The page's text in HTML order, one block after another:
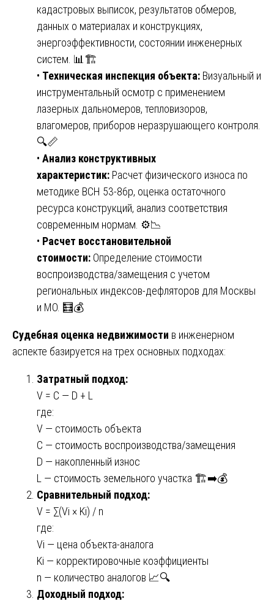
кадастровых выписок, результатов обмеров,
данных о материалах и конструкциях,
энергоэффективности, состоянии инженерных
систем. 📊🏗️
• Техническая инспекция объекта: Визуальный и
инструментальный осмотр с применением
лазерных дальномеров, тепловизоров,
влагомеров, приборов неразрушающего контроля.
🔍📏
• Анализ конструктивных
характеристик: Расчет физического износа по
методике ВСН 53-86р, оценка остаточного
ресурса конструкций, анализ соответствия
современным нормам. ⚙️📉
• Расчет восстановительной
стоимости: Определение стоимости
воспроизводства/замещения с учетом
региональных индексов-дефляторов для Москвы
и МО. 🧮💰
Судебная оценка недвижимости в инженерном
аспекте базируется на трех основных подходах:
Затратный подход:
V = C — D + L
где:
V — стоимость объекта
C — стоимость воспроизводства/замещения
D — накопленный износ
L — стоимость земельного участка 🏗️➡️💰
Сравнительный подход:
V = ∑(Vi × Ki) / n
где:
Vi — цена объекта-аналога
Ki — корректировочные коэффициенты
n — количество аналогов 📈🔍
Доходный подход: